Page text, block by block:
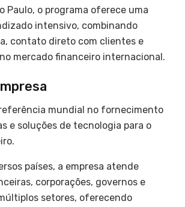
Paulo, o programa oferece uma
intensivo, combinando
contato direto com clientes e
mercado financeiro internacional.
mundial no fornecimento
e soluções de tecnologia para o
países, a empresa atende
corporações, governos e
setores, oferecendo